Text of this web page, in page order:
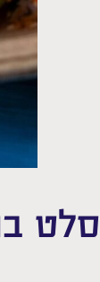
סלט